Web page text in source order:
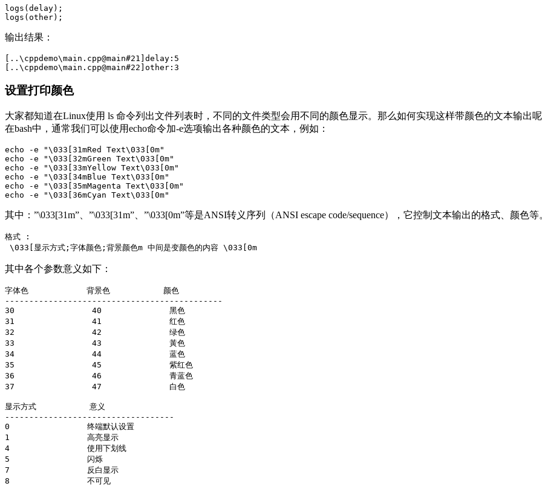
logs (delay);
logs (other);
输出结果：
[.. \ cppdemo\main . cpp@main#21 ] delay : 5
[.. \ cppdemo\main . cpp@main#22 ] other : 3
设置打印颜色
大家都知道在Linux使用 ls 命令列出文件列表时，不同的文件类型会用不同的颜色显示。那么如何实现这样带颜色的文本输出
在bash中，通常我们可以使用echo命令加-e选项输出各种颜色的文本，例如：
echo -e "\033 [31mRed Text\033 [0m"
echo
-e "\033 [32mGreen Text\033 [0m"
echo
-e "\033 [33mYellow Text\033 [0m"
echo
-e "\033 [34mBlue Text\033 [0m"
echo
-e "\033 [35mMagenta Text\033 [0m"
echo
-e "\033 [36mCyan Text\033 [0m"
其中：”\033[31m”、”\033[31m”、”\033[0m”等是ANSI转义序列（ANSI escape code/sequence），它控制文本输出的格式、颜色等
格式
:
\033 显示方式 ; 字体颜色 ; 背景颜色m 中间是变颜色的内容 \033 0m
其中各个参数意义如下：
字体色 背景色
颜色
---------------------------------------------
30
40
黑色
31
41
红色
32
42
绿色
33
43
黃色
34
44
蓝色
35
45
紫红色
36
46
青蓝色
37
47 白色
显示方式
意义
-----------------------------------
0
终端默认设置
1
高亮显示
4
使用下划线
5
闪烁
7
反白显示
8
不可见